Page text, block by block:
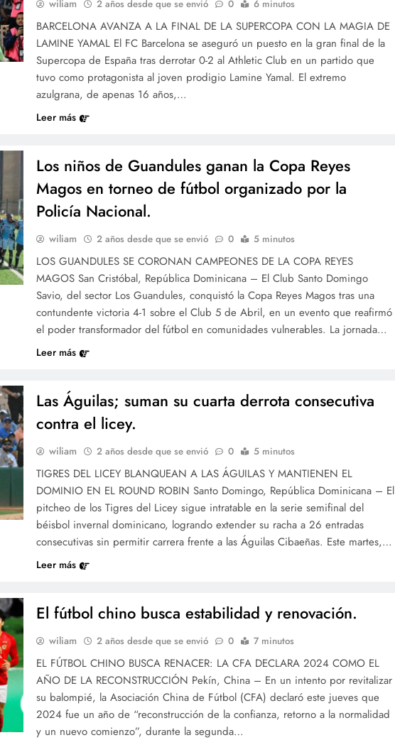
wiliam 2 años desde que se envió 0 6 minutos
BARCELONA AVANZA A LA FINAL DE LA SUPERCOPA CON LA MAGIA DE
LAMINE YAMAL El FC Barcelona se aseguró un puesto en la gran final de la
Supercopa de España tras derrotar 0-2 al Athletic Club en un partido que
tuvo como protagonista al joven prodigio Lamine Yamal. El extremo
azulgrana, de apenas 16 años,…
Leer más
Los niños de Guandules ganan la Copa Reyes
Magos en torneo de fútbol organizado por la
Policía Nacional.
wiliam 2 años desde que se envió 0 5 minutos
LOS GUANDULES SE CORONAN CAMPEONES DE LA COPA REYES
MAGOS San Cristóbal, República Dominicana – El Club Santo Domingo
Savio, del sector Los Guandules, conquistó la Copa Reyes Magos tras una
contundente victoria 4-1 sobre el Club 5 de Abril, en un evento que reafirmó
el poder transformador del fútbol en comunidades vulnerables. La jornada…
Leer más
Las Águilas; suman su cuarta derrota consecutiva
contra el licey.
wiliam 2 años desde que se envió 0 5 minutos
TIGRES DEL LICEY BLANQUEAN A LAS ÁGUILAS Y MANTIENEN EL
DOMINIO EN EL ROUND ROBIN Santo Domingo, República Dominicana – El
pitcheo de los Tigres del Licey sigue intratable en la serie semifinal del
béisbol invernal dominicano, logrando extender su racha a 26 entradas
consecutivas sin permitir carrera frente a las Águilas Cibaeñas. Este martes,…
Leer más
El fútbol chino busca estabilidad y renovación.
wiliam 2 años desde que se envió 0 7 minutos
EL FÚTBOL CHINO BUSCA RENACER: LA CFA DECLARA 2024 COMO EL
AÑO DE LA RECONSTRUCCIÓN Pekín, China – En un intento por revitalizar
su balompié, la Asociación China de Fútbol (CFA) declaró este jueves que
2024 fue un año de “reconstrucción de la confianza, retorno a la normalidad
y un nuevo comienzo”, durante la segunda…